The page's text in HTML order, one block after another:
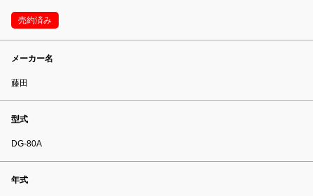
売約済み
メーカー名
藤田
型式
DG-80A
年式